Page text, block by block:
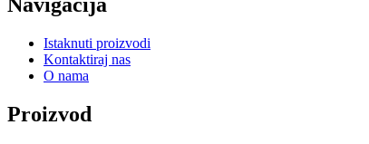
Navigacija
Istaknuti proizvodi
Kontaktiraj nas
O nama
Proizvod